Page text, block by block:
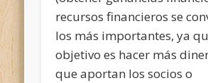
recursos financieros se
los más importantes, ya
objetivo es hacer más
que aportan los socios o